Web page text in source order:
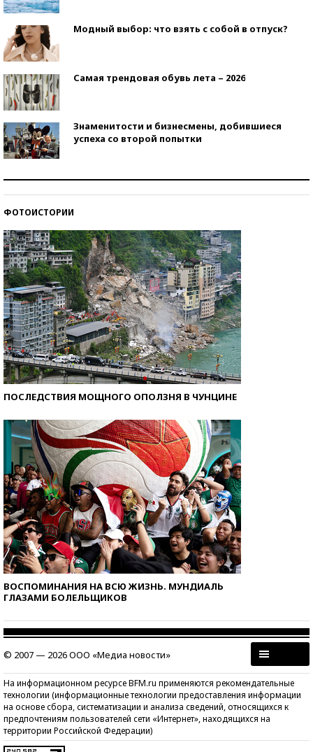
Модный выбор: что взять с собой в отпуск?
Самая трендовая обувь лета – 2026
Знаменитости и бизнесмены, добившиеся
успеха со второй попытки
ФОТОИСТОРИИ
ПОСЛЕДСТВИЯ МОЩНОГО ОПОЛЗНЯ В ЧУНЦИНЕ
ВОСПОМИНАНИЯ НА ВСЮ ЖИЗНЬ. МУНДИАЛЬ
ГЛАЗАМИ БОЛЕЛЬЩИКОВ
© 2007 — 2026 ООО «Медиа новости»
На информационном ресурсе BFM.ru применяются рекомендательные
технологии (информационные технологии предоставления информации
на основе сбора, систематизации и анализа сведений, относящихся к
предпочтениям пользователей сети «Интернет», находящихся на
территории Российской Федерации)